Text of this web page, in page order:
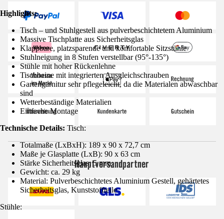
Highlights:
Tisch – und Stuhlgestell aus pulverbeschichtetem Aluminium
Massive Tischplatte aus Sicherheitsglas
Klappbare, platzsparende und komfortable Sitzstühle
Stuhlneigung in 8 Stufen verstellbar (95°-135°)
Stühle mit hoher Rückenlehne
Tischbeine mit integrierten Ausgleichschrauben
Gartengarnitur sehr pflegeleicht, da die Materialen abwaschbar
sind
Wetterbeständige Materialien
Einfache Montage
Technische Details: Tisch:
Totalmaße (LxBxH): 189 x 90 x 72,7 cm
Maße je Glasplatte (LxB): 90 x 63 cm
Stärke Sicherheitsglas: 5 mm
Gewicht: ca. 29 kg
Material: Pulverbeschichtetes Aluminium Gestell, gehärtetes
Sicherheitsglas, Kunststoffteile
Stühle:
Hauptversandpartner